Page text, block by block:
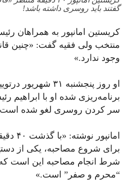
گفتند باید روسری داشته باشد!
کریستین امانپور به همراهان
منتخب ولى فقیه گفت: «چنین
وجود ندارد.»
او روز پنجشنبه ٣١
برنامه‌‌ریزى شده او با ابراهیم
سر کردن روسری لغو شده
برای شروع مصاحبه، یکی از
شرط انجام مصاحبه این است
“محرم و صفر” است.»